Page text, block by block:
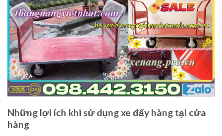
Những lợi ích khi sử dụng xe đẩy hàng tại cửa
hàng